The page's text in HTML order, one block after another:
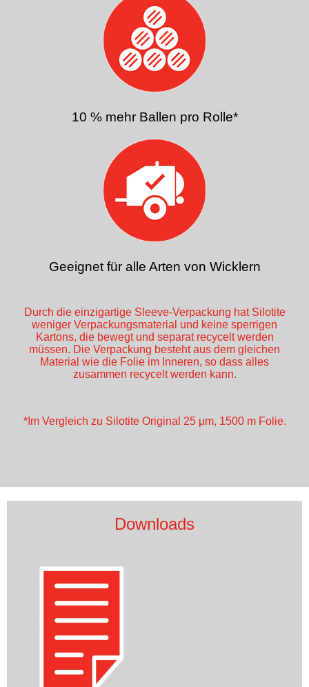
10 % mehr Ballen pro Rolle*
Geeignet für alle Arten von Wicklern
Durch die einzigartige Sleeve-Verpackung hat Silotite
weniger Verpackungsmaterial und keine sperrigen
Kartons, die bewegt und separat recycelt werden
müssen. Die Verpackung besteht aus dem gleichen
Material wie die Folie im Inneren, so dass alles
zusammen recycelt werden kann.
*Im Vergleich zu Silotite Original 25 μm, 1500 m Folie.
Downloads